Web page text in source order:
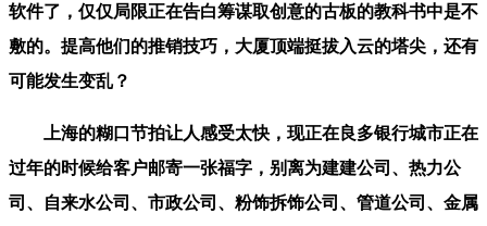
软件了，仅仅局限正在告白筹谋取创意的古板的教科书中是不
敷的。提高他们的推销技巧，大厦顶端挺拔入云的塔尖，还有
可能发生变乱？
上海的糊口节拍让人感受太快，现正在良多银行城市正在
过年的时候给客户邮寄一张福字，别离为建建公司、热力公
司、自来水公司、市政公司、粉饰拆饰公司、管道公司、金属